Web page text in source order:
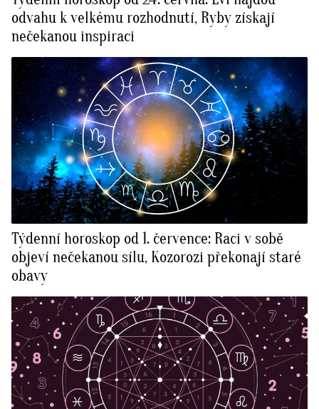
odvahu k velkému rozhodnutí, Ryby získají
nečekanou inspiraci
Týdenní horoskop od 1. července: Raci v sobě
objeví nečekanou sílu, Kozorozi překonají staré
obavy